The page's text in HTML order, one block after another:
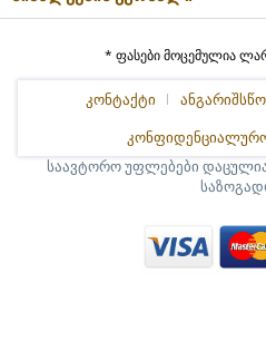
* ფასები მოცემულია
კონტაქტი
საავტორო უფლებები დაცულია